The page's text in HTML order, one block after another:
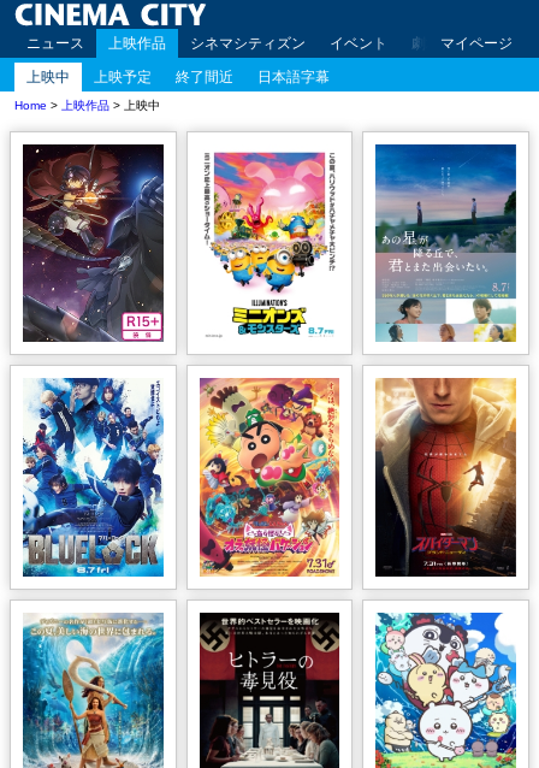
ニュース 上映作品 シネマシティズン イベント 劇場案内 アク
マイページ
上映中
上映予定 終了間近 日本語字幕
Home > 上映作品 > 上映中